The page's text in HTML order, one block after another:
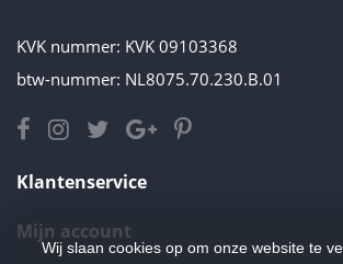
KVK nummer: KVK 09103368
btw-nummer: NL8075.70.230.B.01
Klantenservice
Mijn account
Wij slaan cookies op om onze website te